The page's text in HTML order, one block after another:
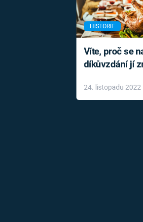
HISTORIE
Víte, proč se
díkůvzdání jí
24. listopadu 2022